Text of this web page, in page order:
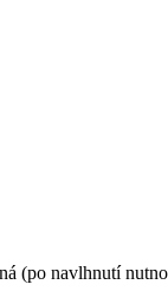
(po navlhnutí